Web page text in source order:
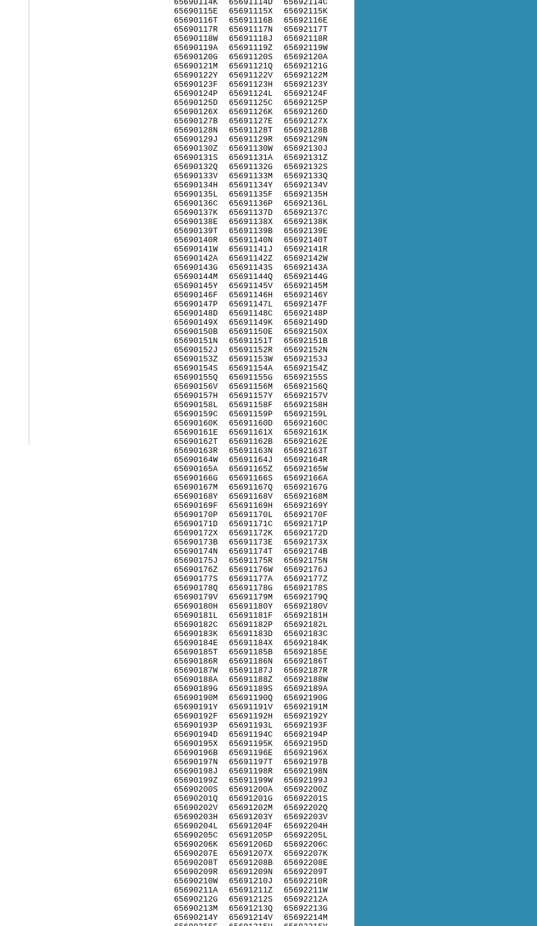
65690114K
65690115E
65690116T
65690117R
65690118W
65690119A
65690120G
65690121M
65690122Y
65690123F
65690124P
65690125D
65690126X
65690127B
65690128N
65690129J
65690130Z
65690131S
65690132Q
65690133V
65690134H
65690135L
65690136C
65690137K
65690138E
65690139T
65690140R
65690141W
65690142A
65690143G
65690144M
65690145Y
65690146F
65690147P
65690148D
65690149X
65690150B
65690151N
65690152J
65690153Z
65690154S
65690155Q
65690156V
65690157H
65690158L
65690159C
65690160K
65690161E
65690162T
65690163R
65690164W
65690165A
65690166G
65690167M
65690168Y
65690169F
65690170P
65690171D
65690172X
65690173B
65690174N
65690175J
65690176Z
65690177S
65690178Q
65690179V
65690180H
65690181L
65690182C
65690183K
65690184E
65690185T
65690186R
65690187W
65690188A
65690189G
65690190M
65690191Y
65690192F
65690193P
65690194D
65690195X
65690196B
65690197N
65690198J
65690199Z
65690200S
65690201Q
65690202V
65690203H
65690204L
65690205C
65690206K
65690207E
65690208T
65690209R
65690210W
65690211A
65690212G
65690213M
65690214Y
65691114D
65691115X
65691116B
65691117N
65691118J
65691119Z
65691120S
65691121Q
65691122V
65691123H
65691124L
65691125C
65691126K
65691127E
65691128T
65691129R
65691130W
65691131A
65691132G
65691133M
65691134Y
65691135F
65691136P
65691137D
65691138X
65691139B
65691140N
65691141J
65691142Z
65691143S
65691144Q
65691145V
65691146H
65691147L
65691148C
65691149K
65691150E
65691151T
65691152R
65691153W
65691154A
65691155G
65691156M
65691157Y
65691158F
65691159P
65691160D
65691161X
65691162B
65691163N
65691164J
65691165Z
65691166S
65691167Q
65691168V
65691169H
65691170L
65691171C
65691172K
65691173E
65691174T
65691175R
65691176W
65691177A
65691178G
65691179M
65691180Y
65691181F
65691182P
65691183D
65691184X
65691185B
65691186N
65691187J
65691188Z
65691189S
65691190Q
65691191V
65691192H
65691193L
65691194C
65691195K
65691196E
65691197T
65691198R
65691199W
65691200A
65691201G
65691202M
65691203Y
65691204F
65691205P
65691206D
65691207X
65691208B
65691209N
65691210J
65691211Z
65691212S
65691213Q
65691214V
65692114C
65692115K
65692116E
65692117T
65692118R
65692119W
65692120A
65692121G
65692122M
65692123Y
65692124F
65692125P
65692126D
65692127X
65692128B
65692129N
65692130J
65692131Z
65692132S
65692133Q
65692134V
65692135H
65692136L
65692137C
65692138K
65692139E
65692140T
65692141R
65692142W
65692143A
65692144G
65692145M
65692146Y
65692147F
65692148P
65692149D
65692150X
65692151B
65692152N
65692153J
65692154Z
65692155S
65692156Q
65692157V
65692158H
65692159L
65692160C
65692161K
65692162E
65692163T
65692164R
65692165W
65692166A
65692167G
65692168M
65692169Y
65692170F
65692171P
65692172D
65692173X
65692174B
65692175N
65692176J
65692177Z
65692178S
65692179Q
65692180V
65692181H
65692182L
65692183C
65692184K
65692185E
65692186T
65692187R
65692188W
65692189A
65692190G
65692191M
65692192Y
65692193F
65692194P
65692195D
65692196X
65692197B
65692198N
65692199J
65692200Z
65692201S
65692202Q
65692203V
65692204H
65692205L
65692206C
65692207K
65692208E
65692209T
65692210R
65692211W
65692212A
65692213G
65692214M